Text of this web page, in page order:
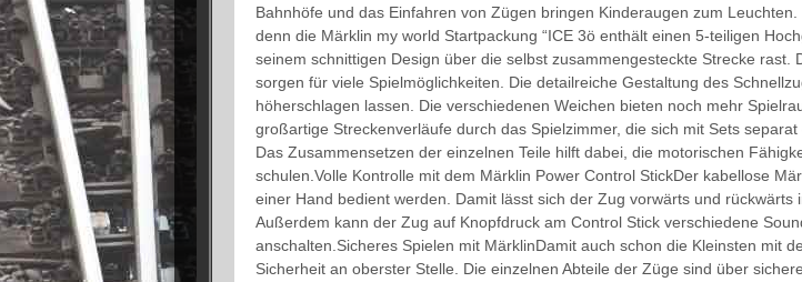
Bahnhöfe und das Einfahren von Zügen bringen Kinderaugen zum
denn die Märklin my world Startpackung “ICE 3ö enthält einen 5-teiligen
seinem schnittigen Design über die selbst zusammengesteckte Strecke
sorgen für viele Spielmöglichkeiten. Die detailreiche Gestaltung des
höherschlagen lassen. Die verschiedenen Weichen bieten noch mehr
großartige Streckenverläufe durch das Spielzimmer, die sich mit Sets
Das Zusammensetzen der einzelnen Teile hilft dabei, die motorischen
schulen.Volle Kontrolle mit dem Märklin Power Control StickDer kabellose
einer Hand bedient werden. Damit lässt sich der Zug vorwärts und rückwärts
Außerdem kann der Zug auf Knopfdruck am Control Stick verschiedene
anschalten.Sicheres Spielen mit MärklinDamit auch schon die Kleinsten mit
Sicherheit an oberster Stelle. Die einzelnen Abteile der Züge sind über